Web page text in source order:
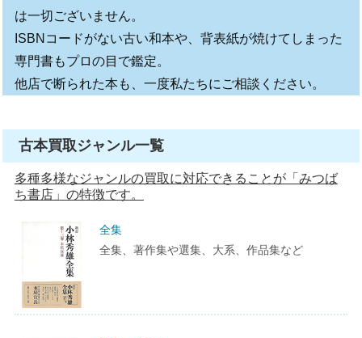
は一切ございません。
ISBNコードがない古い和本や、背表紙が焼けてしまった
専門書もプロの目で鑑定。
他店で断られた本も、一度私たちにご相談ください。
古本買取ジャンル一覧
多種多様なジャンルの買取に対応できることが「みつば
ち書店」の特徴です。
全集
全集、著作集や選集、大系、作品集など